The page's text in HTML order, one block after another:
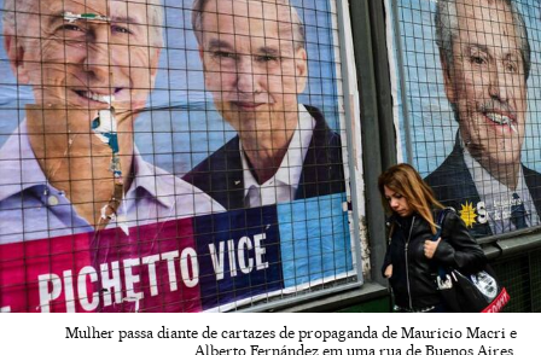
Mulher passa diante de cartazes de propaganda de Mauricio Macri e
Alberto Fernández em uma rua de Buenos Aires.